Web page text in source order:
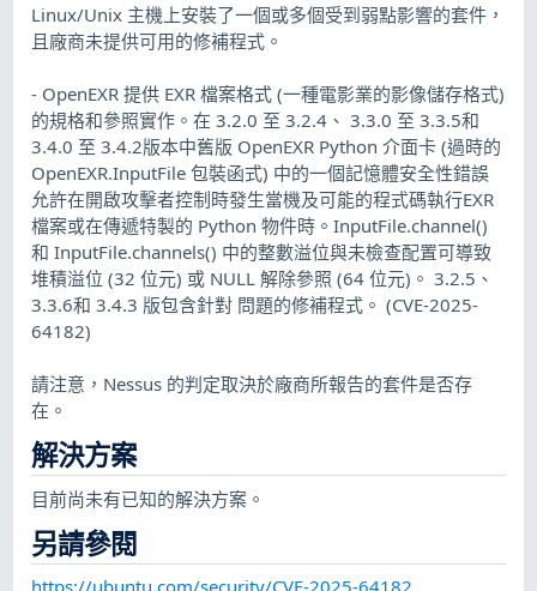
Linux/Unix 主機上安裝了一個或多個受到弱點影響的套件，
且廠商未提供可用的修補程式。
- OpenEXR 提供 EXR 檔案格式 (一種電影業的影像儲存格式)
的規格和參照實作。在 3.2.0 至 3.2.4、 3.3.0 至 3.3.5和
3.4.0 至 3.4.2版本中舊版 OpenEXR Python 介面卡 (過時的
OpenEXR.InputFile 包裝函式) 中的一個記憶體安全性錯誤
允許在開啟攻擊者控制時發生當機及可能的程式碼執行EXR
檔案或在傳遞特製的 Python 物件時。InputFile.channel()
和 InputFile.channels() 中的整數溢位與未檢查配置可導致
堆積溢位 (32 位元) 或 NULL 解除參照 (64 位元)。 3.2.5、
3.3.6和 3.4.3 版包含針對 問題的修補程式。 (CVE-2025-
64182)
請注意，Nessus 的判定取決於廠商所報告的套件是否存
在。
解決方案
目前尚未有已知的解決方案。
另請參閱